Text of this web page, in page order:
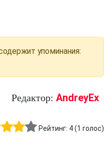
упоминания:
Редактор: AndreyEx
Рейтинг: 4(1 голос)